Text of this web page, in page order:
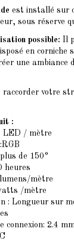
est installé sur
sous réserve
possible: Il
en
une
raccorder votre
:
LED / mètre
de 150°
heures
mètre
/mètre
: Longueur sur
connexion: 2.4